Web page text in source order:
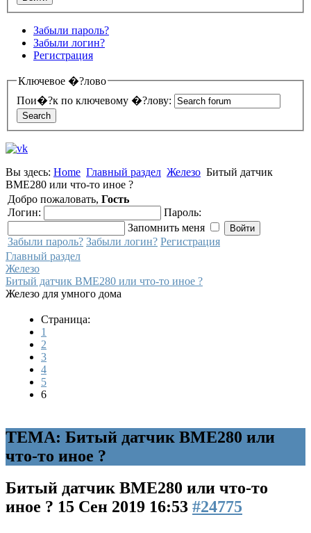
Забыли пароль?
Забыли логин?
Регистрация
Ключевое �?лово
Пои�?к по ключевому �?лову:
Вы здесь: Home Главный раздел Железо Битый датчик
BME280 или что-то иное ?
Добро пожаловать, Гость
Логин:
Пароль:
Запомнить меня
Забыли пароль? Забыли логин? Регистрация
Главный раздел
Железо
Битый датчик BME280 или что-то иное ?
Железо для умного дома
Страница:
1
2
3
4
5
6
ТЕМА: Битый датчик BME280 или
что-то иное ?
Битый датчик BME280 или что-то
иное ? 15 Сен 2019 16:53 #24775